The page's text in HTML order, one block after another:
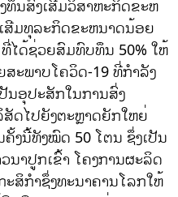
ທຶນສົ່ງເສີມວິສາຫະກິດຂະຫ
ສີມທຸລະກິດຂະຫນາດນ້ອຍ
ທີ່ໄດ້ຊ່ວຍສົມທົບທຶນ 50% ໃຫ້
ະພາບໂຄວິດ-19 ທີ່ກໍາລັງ
ນອຸປະສັກໃນການສົ່ງ
ສັດໄປຍັງຕະຫຼາດຍັກໃຫຍ່
ງນີ້ທັງໝົດ 50 ໂຕນ ຊຶ່ງເປັນ
ນາປູກເຂົ້າ ໂຄງການຜະລິດ
ສິກໍາຊຶ່ງທະນາຄານໂລກໃຫ້